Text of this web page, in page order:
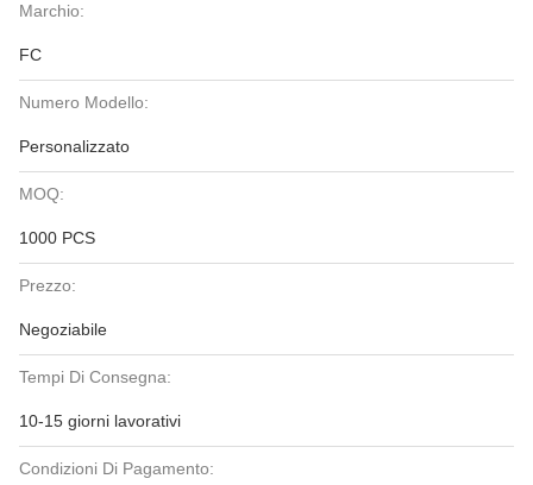
Marchio:
FC
Numero Modello:
Personalizzato
MOQ:
1000 PCS
Prezzo:
Negoziabile
Tempi Di Consegna:
10-15 giorni lavorativi
Condizioni Di Pagamento: